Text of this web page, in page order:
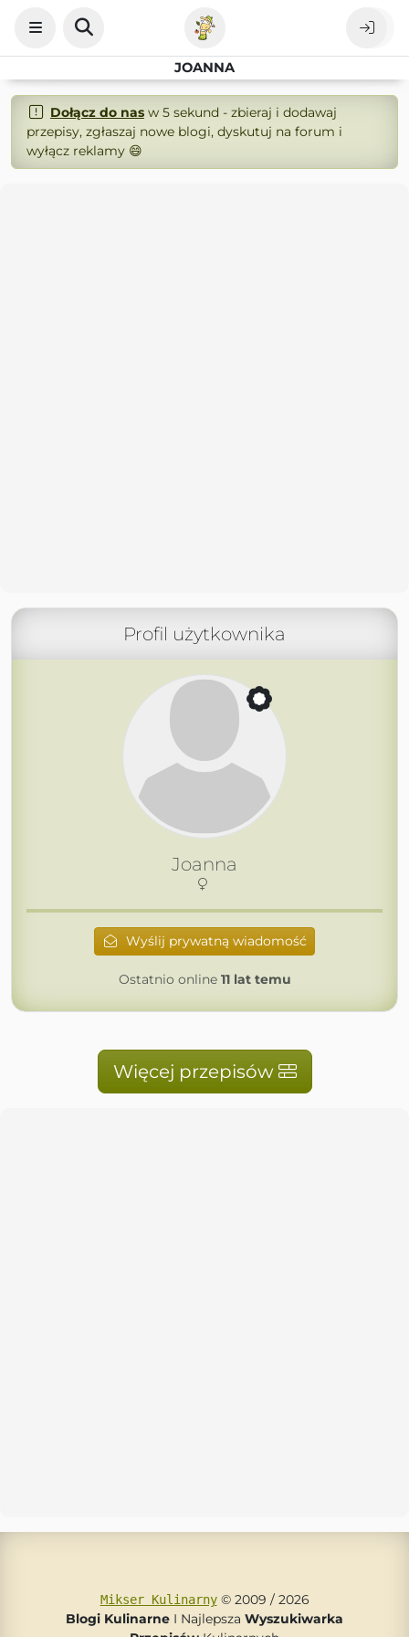
JOANNA
Dołącz do nasw 5 sekund - zbieraj i dodawaj
przepisy, zgłaszaj nowe blogi, dyskutuj na forum i
wyłącz reklamy 😄
Profil użytkownika
Joanna
Wyślij prywatną wiadomość
Ostatnio online 11 lat temu
Więcej przepisów
Mikser Kulinarny© 2009 / 2026
Blogi Kulinarne I Najlepsza Wyszukiwarka